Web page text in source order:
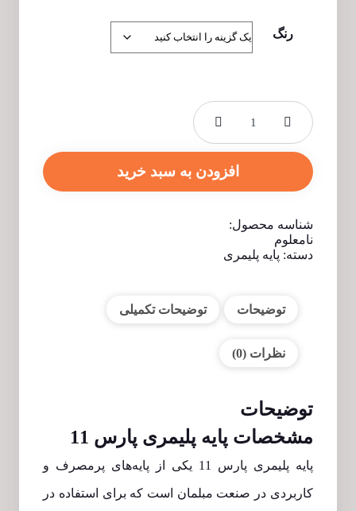
رنگ
افزودن به سبد خرید
شناسه محصول:
نامعلوم
دسته: پایه پلیمری
توضیحات توضیحات تکمیلی
نظرات (0)
توضیحات
مشخصات پایه پلیمری پارس 11
پایه پلیمری پارس 11 یکی از پایه‌های پرمصرف و
کاربردی در صنعت مبلمان است که برای استفاده در